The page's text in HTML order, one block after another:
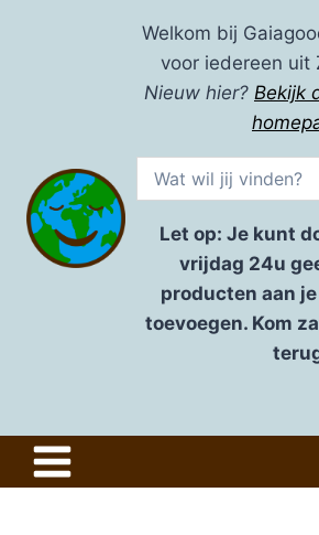
Welkom bij
voor iedereen uit
Nieuw hier? Bekijk
Let op: Je kunt
vrijdag 24u
producten aan
toevoegen. Kom